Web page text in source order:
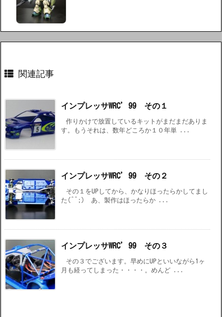
関連記事
インプレッサWRC’99 その１
作りかけで放置しているキットがまだまだありま
す。もうそれは、数年どころか１０年単 ...
インプレッサWRC’99 その２
その１をUPしてから、かなりほったらかしてまし
た(^^;) あ、製作はほったらか ...
インプレッサWRC’99 その３
その３でございます。早めにUPといいながら1ヶ
月も経ってしまった・・・・。めんど ...